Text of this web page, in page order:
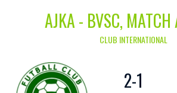
AJKA - BVSC,
CLUB INTERNATIONAL
2-1